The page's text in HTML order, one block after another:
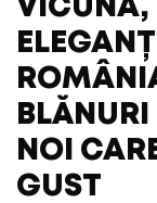
VICUNA,
BLĂNURI
NOI
GUST